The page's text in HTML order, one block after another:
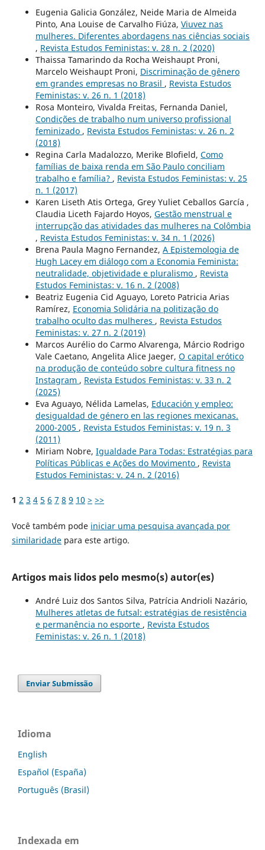
Eugenia Galicia González, Neide Maria de Almeida
Pinto, Ana Louise de Carvalho Fiúza, Viuvez nas
mulheres. Diferentes abordagens nas ciências sociais
, Revista Estudos Feministas: v. 28 n. 2 (2020)
Thaissa Tamarindo da Rocha Weishaupt Proni,
Marcelo Weishaupt Proni, Discriminação de gênero
em grandes empresas no Brasil , Revista Estudos
Feministas: v. 26 n. 1 (2018)
Rosa Monteiro, Vivalda Freitas, Fernanda Daniel,
Condições de trabalho num universo profissional
feminizado , Revista Estudos Feministas: v. 26 n. 2
(2018)
Regina Carla Madalozzo, Merike Blofield, Como
famílias de baixa renda em São Paulo conciliam
trabalho e família? , Revista Estudos Feministas: v. 25
n. 1 (2017)
Karen Liseth Atis Ortega, Grey Yuliet Ceballos García ,
Claudia Liceth Fajardo Hoyos, Gestão menstrual e
interrupção das atividades das mulheres na Colômbia
, Revista Estudos Feministas: v. 34 n. 1 (2026)
Brena Paula Magno Fernandez, A Epistemologia de
Hugh Lacey em diálogo com a Economia Feminista:
neutralidade, objetividade e pluralismo , Revista
Estudos Feministas: v. 16 n. 2 (2008)
Beatriz Eugenia Cid Aguayo, Loreto Patricia Arias
Ramírez, Economia Solidária na politização do
trabalho oculto das mulheres , Revista Estudos
Feministas: v. 27 n. 2 (2019)
Marcos Aurélio do Carmo Alvarenga, Márcio Rodrigo
Vale Caetano, Angelita Alice Jaeger, O capital erótico
na produção de conteúdo sobre cultura fitness no
Instagram , Revista Estudos Feministas: v. 33 n. 2
(2025)
Eva Aguayo, Nélida Lamelas, Educación y empleo:
desigualdad de género en las regiones mexicanas.
2000-2005 , Revista Estudos Feministas: v. 19 n. 3
(2011)
Miriam Nobre, Igualdade Para Todas: Estratégias para
Políticas Públicas e Ações do Movimento , Revista
Estudos Feministas: v. 24 n. 2 (2016)
1 2 3 4 5 6 7 8 9 10 > >>
Você também pode iniciar uma pesquisa avançada por
similaridadepara este artigo.
Artigos mais lidos pelo mesmo(s) autor(es)
André Luiz dos Santos Silva, Patrícia Andrioli Nazário,
Mulheres atletas de futsal: estratégias de resistência
e permanência no esporte , Revista Estudos
Feministas: v. 26 n. 1 (2018)
Enviar Submissão
Idioma
English
Español (España)
Português (Brasil)
Indexada em